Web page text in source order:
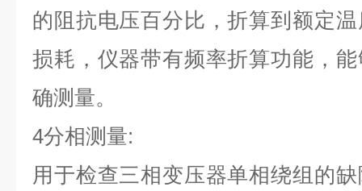
的阻抗电压百分比，折算到额定
损耗，仪器带有频率折算功能，
确测量。
4分相测量:
用于检查三相变压器单相绕组的